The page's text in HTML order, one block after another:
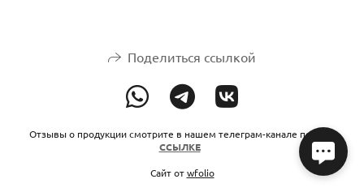
Поделиться ссылкой
Отзывы о продукции смотрите в нашем телеграм-канале по этой
ССЫЛКЕ
Сайт отwfolio